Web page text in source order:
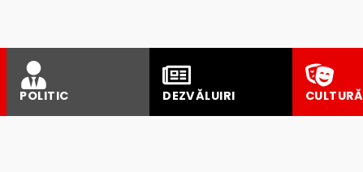
POLITIC DEZVĂLUIRI CULTURĂ